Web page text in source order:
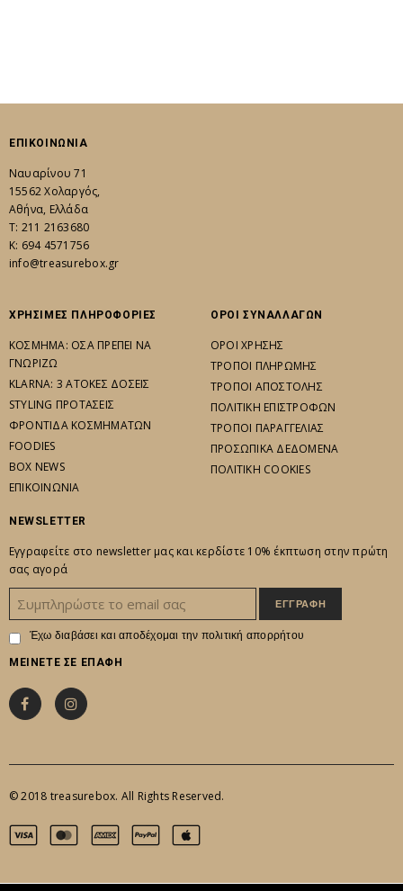
ΕΠΙΚΟΙΝΩΝΙΑ
Ναυαρίνου 71
15562 Χολαργός,
Αθήνα, Ελλάδα
Τ: 211 2163680
K: 694 4571756
info@treasurebox.gr
ΧΡΗΣΙΜΕΣ ΠΛΗΡΟΦΟΡΙΕΣ
ΚΟΣΜΗΜΑ: ΟΣΑ ΠΡΕΠΕΙ ΝΑ
ΓΝΩΡΙΖΩ
KLARNA: 3 ΑΤΟΚΕΣ ΔΟΣΕΙΣ
STYLING ΠΡΟΤΑΣΕΙΣ
ΦΡΟΝΤΙΔΑ ΚΟΣΜΗΜΑΤΩΝ
FOODIES
BOX NEWS
ΕΠΙΚΟΙΝΩΝΙΑ
ΟΡΟΙ ΣΥΝΑΛΛΑΓΩΝ
ΟΡΟΙ ΧΡΗΣΗΣ
ΤΡΟΠΟΙ ΠΛΗΡΩΜΗΣ
ΤΡΟΠΟΙ ΑΠΟΣΤΟΛΗΣ
ΠΟΛΙΤΙΚΗ ΕΠΙΣΤΡΟΦΩΝ
ΤΡΟΠΟΙ ΠΑΡΑΓΓΕΛΙΑΣ
ΠΡΟΣΩΠΙΚΑ ΔΕΔΟΜΕΝΑ
ΠΟΛΙΤΙΚΗ COOKIES
NEWSLETTER
Εγγραφείτε στο newsletter μας και κερδίστε 10% έκπτωση στην πρώτη
σας αγορά
Έχω διαβάσει και αποδέχομαι την πολιτική απορρήτου
ΜΕΙΝΕΤΕ ΣΕ ΕΠΑΦΗ
© 2018 treasurebox. All Rights Reserved.